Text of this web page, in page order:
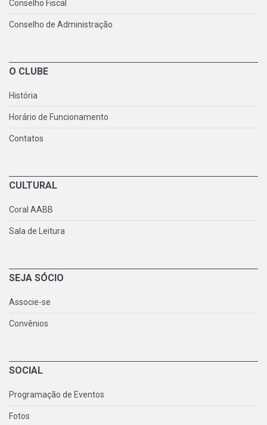
Conselho Fiscal
Conselho de Administração
O CLUBE
História
Horário de Funcionamento
Contatos
CULTURAL
Coral AABB
Sala de Leitura
SEJA SÓCIO
Associe-se
Convênios
SOCIAL
Programação de Eventos
Fotos